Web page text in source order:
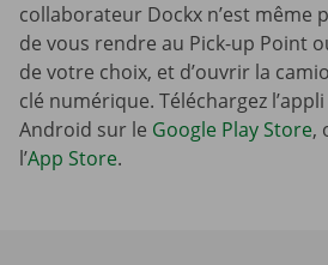
collaborateur Dockx n’est même
de vous rendre au Pick-up Point
de votre choix, et d’ouvrir la
clé numérique. Téléchargez
Android sur le Google Play Store,
l’App Store.